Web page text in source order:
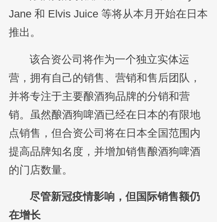
Jane 和 Elvis Juice 等将从本月开始在日本
推出。
该合资公司将作为一个独立实体运
营，拥有自己的销售、营销和售后团队，
并将专注于主要酿酒狗品牌的分销和营
销。虽然酿酒狗啤酒已经在日本的有限地
点销售，但合资公司将在日本全国范围内
提高品牌知名度，并增加销售酿酒狗啤酒
的门店数量。
尽管新冠疫情影响，但国际销售额仍
在增长